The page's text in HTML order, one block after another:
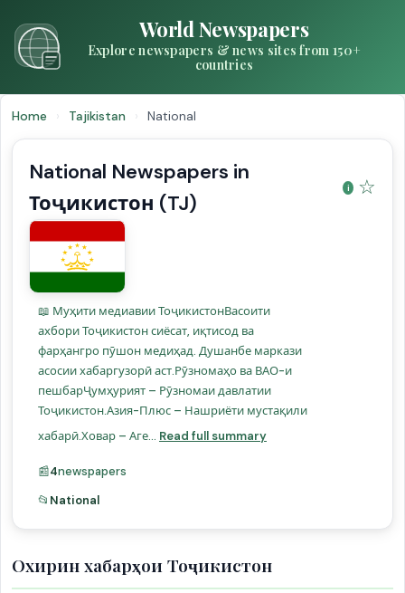
World Newspapers
Explore newspapers & news sites from 150+
countries
Home › Tajikistan › National
National Newspapers in
Тоҷикистон (TJ)
☆
📖 Муҳити медиавии ТоҷикистонВасоити
ахбори Тоҷикистон сиёсат, иқтисод ва
фарҳангро пӯшон медиҳад. Душанбе маркази
асосии хабаргузорӣ аст.Рӯзномаҳо ва ВАО-и
пешбарҶумҳурият – Рӯзномаи давлатии
Тоҷикистон.Азия-Плюс – Нашриёти мустақили
хабарӣ.Ховар – Аге... Read full summary
📰4newspapers
📂 National
Охирин хабарҳои Тоҷикистон